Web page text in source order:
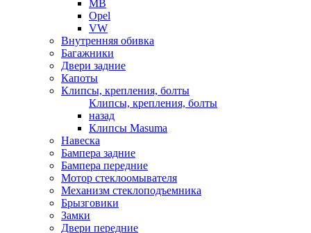
MB
Opel
VW
Внутренняя обивка
Багажники
Двери задние
Капоты
Клипсы, крепления, болты
Клипсы, крепления, болты
назад
Клипсы Masuma
Навеска
Бампера задние
Бампера передние
Мотор стеклоомывателя
Механизм стеклоподъемника
Брызговики
Замки
Двери передние